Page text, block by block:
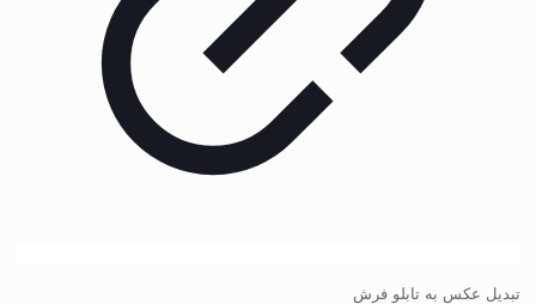
تبدیل عکس به تابلو فرش